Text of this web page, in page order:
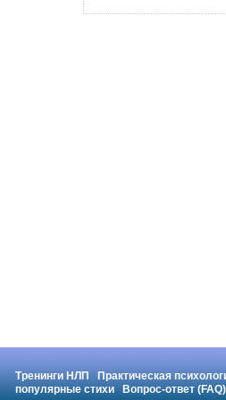
Тренинги НЛП
Практическая
популярные стихи
Вопрос-ответ (FAQ)